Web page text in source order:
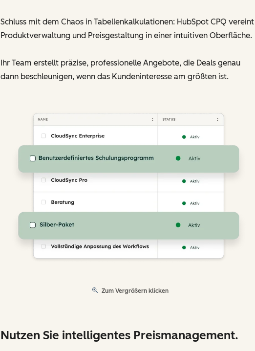
Schluss mit dem Chaos in Tabellenkalkulationen: HubSpot CPQ vereint
Produktverwaltung und Preisgestaltung in einer intuitiven Oberfläche.
Ihr Team erstellt präzise, professionelle Angebote, die Deals genau
dann beschleunigen, wenn das Kundeninteresse am größten ist.
Zum Vergrößern klicken
Nutzen Sie intelligentes Preismanagement.